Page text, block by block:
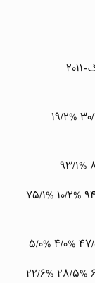
قاره وگ-۲۰۰۷ وگ-۲۰۰۸ وگ-۲۰۰۹ وگ-۲۰۱۰ وگ-۲۰۱۱
آفریقا به جز «کشورهای ویژه» %۳۱/۱ %۴۰/۲ %۳۰/۲ %۱۹/۲
اروپا به جز «کشورهای ویژه» %۲۶/۱ %۸۵/۱ %۹۴/۱ %۱۰/۲ %۷۵/۱